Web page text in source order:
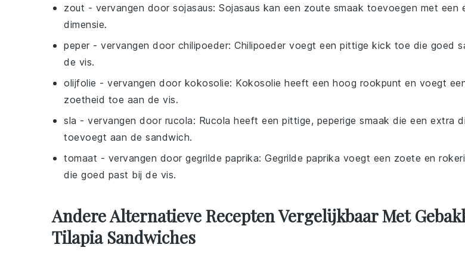
zout - vervangen door sojasaus: Sojasaus kan een zoute smaak toevoegen met een
dimensie.
peper - vervangen door chilipoeder: Chilipoeder voegt een pittige kick toe die goed
de vis.
olijfolie - vervangen door kokosolie: Kokosolie heeft een hoog rookpunt en voegt
zoetheid toe aan de vis.
sla - vervangen door rucola: Rucola heeft een pittige, peperige smaak die een extra
toevoegt aan de sandwich.
tomaat - vervangen door gegrilde paprika: Gegrilde paprika voegt een zoete en
die goed past bij de vis.
Andere Alternatieve Recepten Vergelijkbaar Met
Tilapia Sandwiches